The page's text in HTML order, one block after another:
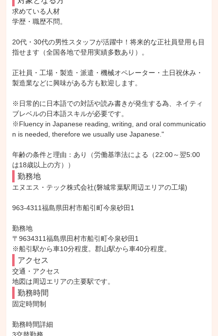
求めている人材
学歴・職歴不問。
20代・30代の男性スタッフが活躍中！将来的な正社員登用も目
指せます（全国各地で登用実績多数あり）。
正社員・工場・製造・派遣・機械オペレーター・土日祝休み・
製造業などに興味がある方も歓迎します。
※日常的に日本語での対話や読み書きが発生する為、ネイティ
ブレベルの日本語スキルが必要です。
※Fluency in Japanese reading, writing, and oral communicatio
n is needed, therefore we usually use Japanese."
年齢の条件と理由：あり（労働基準法による（22:00～翌5:00
は18歳以上の方））
勤務地
エヌエス・テック株式会社(磐城常葉駅周辺エリアの工場)
963-4311福島県田村市船引町今泉砂田1
勤務地
〒9634311福島県田村市船引町今泉砂田1
※船引駅から車10分程度。郡山駅から車40分程度。
アクセス
交通・アクセス
地図は周辺エリアの主要駅です。
勤務時間
固定時間制
勤務時間詳細